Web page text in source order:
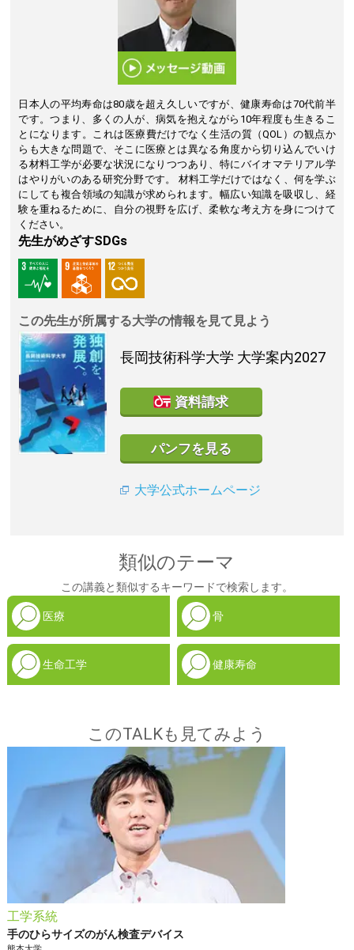
日本人の平均寿命は80歳を超え久しいですが、健康寿命は70代前半
です。つまり、多くの人が、病気を抱えながら10年程度も生きるこ
とになります。これは医療費だけでなく生活の質（QOL）の観点か
らも大きな問題で、そこに医療とは異なる角度から切り込んでいけ
る材料工学が必要な状況になりつつあり、特にバイオマテリアル学
はやりがいのある研究分野です。 材料工学だけではなく、何を学ぶ
にしても複合領域の知識が求められます。幅広い知識を吸収し、経
験を重ねるために、自分の視野を広げ、柔軟な考え方を身につけて
ください。
先生がめざすSDGs
この先生が所属する大学の情報を見て見よう
長岡技術科学大学 大学案内2027
資料請求
パンフを見る
大学公式ホームページ
類似のテーマ
この講義と類似するキーワードで検索します。
医療 骨
生命工学 健康寿命
このTALKも見てみよう
工学系統
手のひらサイズのがん検査デバイス